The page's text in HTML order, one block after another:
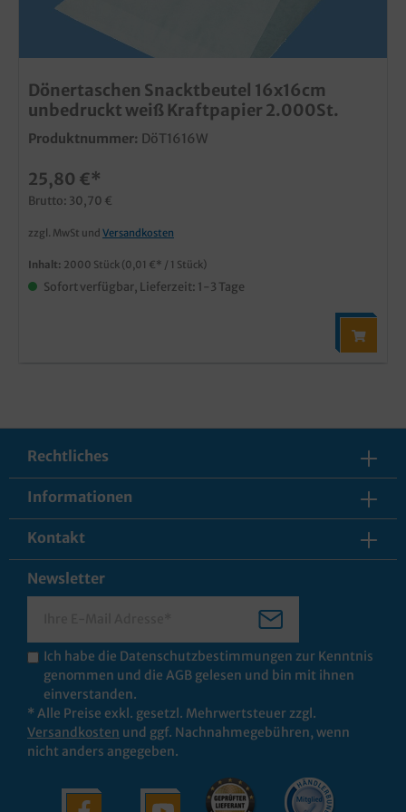
Dönertaschen Snacktbeutel 16x16cm
unbedruckt weiß Kraftpapier 2.000St.
Produktnummer: DöT1616W
25,80 €*
Brutto: 30,70 €
zzgl. MwSt und Versandkosten
Inhalt: 2000 Stück (0,01 €* / 1 Stück)
Sofort verfügbar, Lieferzeit: 1-3 Tage
Rechtliches
Informationen
Kontakt
Newsletter
Ich habe die Datenschutzbestimmungen zur Kenntnis
genommen und die AGB gelesen und bin mit ihnen
einverstanden.
* Alle Preise exkl. gesetzl. Mehrwertsteuer zzgl.
Versandkosten und ggf. Nachnahmegebühren, wenn
nicht anders angegeben.